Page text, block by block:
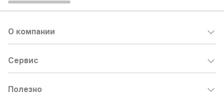
О компании
Сервис
Полезно